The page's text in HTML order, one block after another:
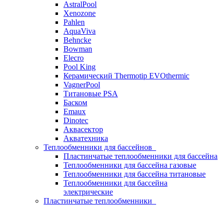
AstralPool
Xenozone
Pahlen
AquaViva
Behncke
Bowman
Elecro
Pool King
Керамический Thermotip EVOthermic
VagnerPool
Титановые PSA
Баском
Emaux
Dinotec
Аквасектор
Акватехника
Теплообменники для бассейнов
Пластинчатые теплообменники для бассейна
Теплообменники для бассейна газовые
Теплообменники для бассейна титановые
Теплообменники для бассейна
электрические
Пластинчатые теплообменники